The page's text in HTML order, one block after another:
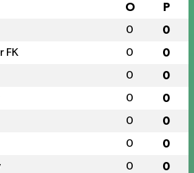
O P
0 0
FK 0 0
0 0
0 0
0 0
0 0
0 0